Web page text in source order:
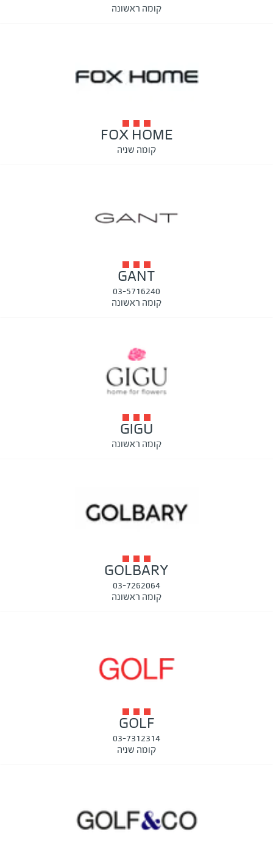
קומה ראשונה
FOX HOME
קומה שניה
GANT
03-5716240
קומה ראשונה
GIGU
קומה ראשונה
GOLBARY
03-7262064
קומה ראשונה
GOLF
03-7312314
קומה שניה